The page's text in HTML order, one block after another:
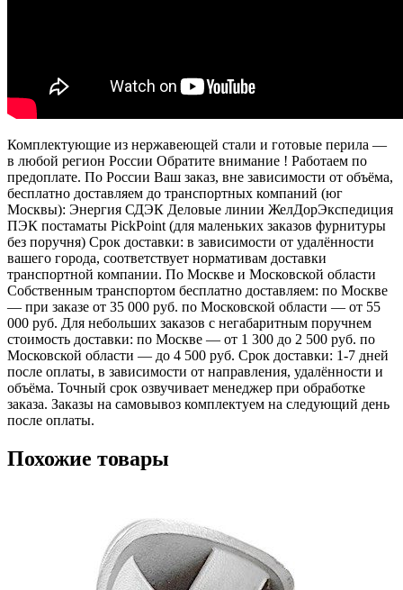
Комплектующие из нержавеющей стали и готовые перила —
в любой регион России Обратите внимание ! Работаем по
предоплате. По России Ваш заказ, вне зависимости от объёма,
бесплатно доставляем до транспортных компаний (юг
Москвы): Энергия СДЭК Деловые линии ЖелДорЭкспедиция
ПЭК постаматы PickPoint (для маленьких заказов фурнитуры
без поручня) Срок доставки: в зависимости от удалённости
вашего города, соответствует нормативам доставки
транспортной компании. По Москве и Московской области
Собственным транспортом бесплатно доставляем: по Москве
— при заказе от 35 000 руб. по Московской области — от 55
000 руб. Для небольших заказов с негабаритным поручнем
стоимость доставки: по Москве — от 1 300 до 2 500 руб. по
Московской области — до 4 500 руб. Срок доставки: 1-7 дней
после оплаты, в зависимости от направления, удалённости и
объёма. Точный срок озвучивает менеджер при обработке
заказа. Заказы на самовывоз комплектуем на следующий день
после оплаты.
Похожие товары